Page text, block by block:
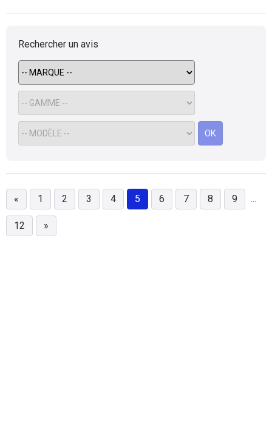
bien..Rechercher un avis
OK
« 1 2 3 4 5 6 7 8 9 ...
12 »